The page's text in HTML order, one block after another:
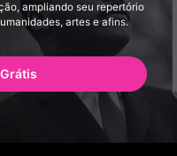
ampliando seu repertório
artes e afins.